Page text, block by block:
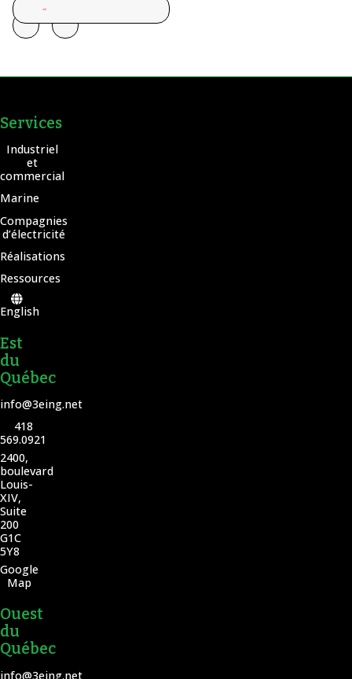
Services
Industriel
et
commercial
Marine
Compagnies
d’électricité
Réalisations
Ressources
English
Est
du
Québec
info@3eing.net
418
569.0921
2400,
boulevard
Louis-
XIV,
Suite
200
G1C
5Y8
Google
Map
Ouest
du
Québec
info@3eing.net